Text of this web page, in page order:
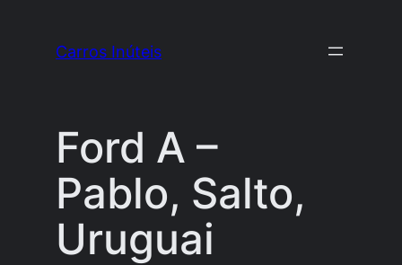
Carros Inúteis
Ford A –
Pablo, Salto,
Uruguai